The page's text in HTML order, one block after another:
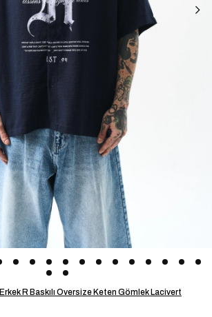
Erkek R Baskılı Oversize Keten Gömlek Lacivert